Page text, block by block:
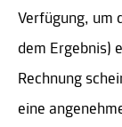
Verfügung, um
dem Ergebnis)
Rechnung
eine